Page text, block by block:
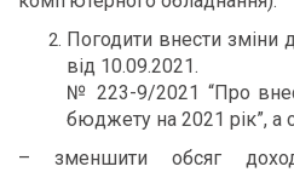
Погодити внести зміни
від 10.09.2021.
№ 223-9/2021 “Про
бюджету на 2021 рік”, а
– зменшити обсяг